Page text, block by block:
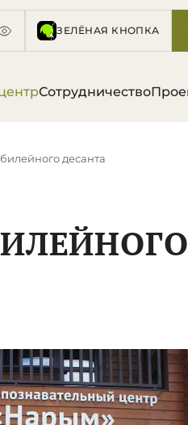
ЗЕЛЁНАЯ КНОПКА
Сотрудничество
десанта